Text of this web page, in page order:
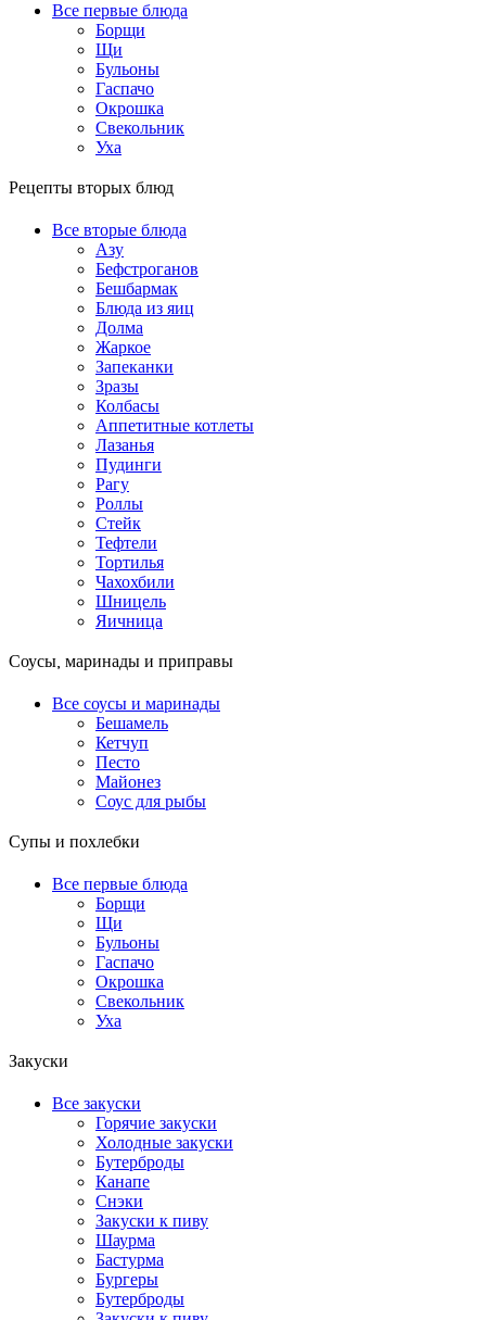
Все первые блюда
Борщи
Щи
Бульоны
Гаспачо
Окрошка
Свекольник
Уха
Рецепты вторых блюд
Все вторые блюда
Азу
Бефстроганов
Бешбармак
Блюда из яиц
Долма
Жаркое
Запеканки
Зразы
Колбасы
Аппетитные котлеты
Лазанья
Пудинги
Рагу
Роллы
Стейк
Тефтели
Тортилья
Чахохбили
Шницель
Яичница
Соусы, маринады и приправы
Все соусы и маринады
Бешамель
Кетчуп
Песто
Майонез
Соус для рыбы
Супы и похлебки
Все первые блюда
Борщи
Щи
Бульоны
Гаспачо
Окрошка
Свекольник
Уха
Закуски
Все закуски
Горячие закуски
Холодные закуски
Бутерброды
Канапе
Снэки
Закуски к пиву
Шаурма
Бастурма
Бургеры
Бутерброды